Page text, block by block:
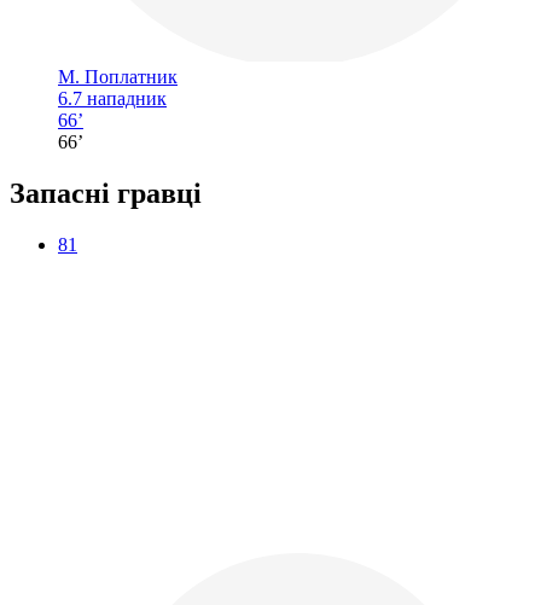
М. Поплатник
6.7 нападник
66’
66’
Запасні гравці
81